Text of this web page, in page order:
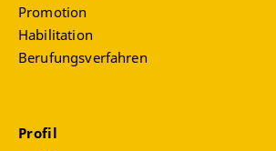
Promotion
Habilitation
Berufungsverfahren
Profil